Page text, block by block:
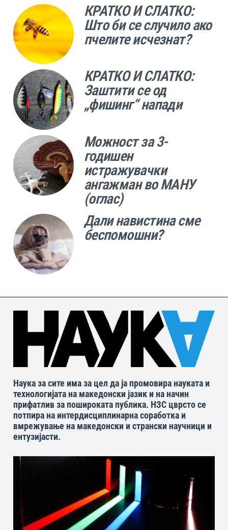
КРАТКО И СЛАТКО:
Што би се случило ако
пчелите исчезнат?
КРАТКО И СЛАТКО:
Заштити се од
„фишинг“ напади
Можност за 3-
годишен
истражувачки
ангажман во МАНУ
(оглас)
Дали навистина сме
беспомошни?
Наука за сите има за цел да ја промовира науката и
технологијата на македонски јазик и на начин
прифатлив за пошироката публика. НЗС цврсто се
потпира на интердисциплинарна соработка и
вмрежување на македонски и странски научници и
ентузијасти.